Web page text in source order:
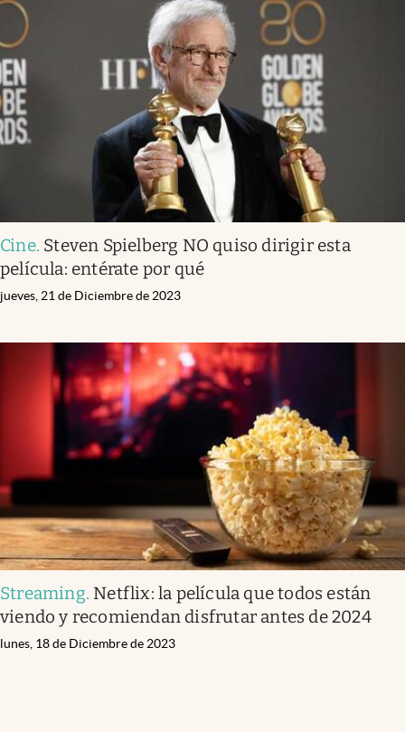
Cine. Steven Spielberg NO quiso dirigir esta
película: entérate por qué
jueves, 21 de Diciembre de 2023
Streaming. Netflix: la película que todos están
viendo y recomiendan disfrutar antes de 2024
lunes, 18 de Diciembre de 2023